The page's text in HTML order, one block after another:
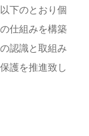
下のとおり個
仕組みを構築
認識と取組み
護を推進致し